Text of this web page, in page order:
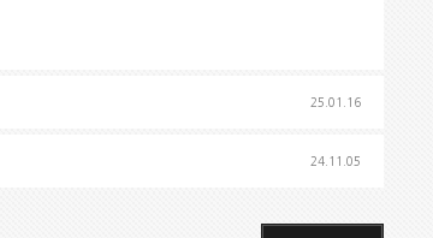
25.01.16
24.11.05